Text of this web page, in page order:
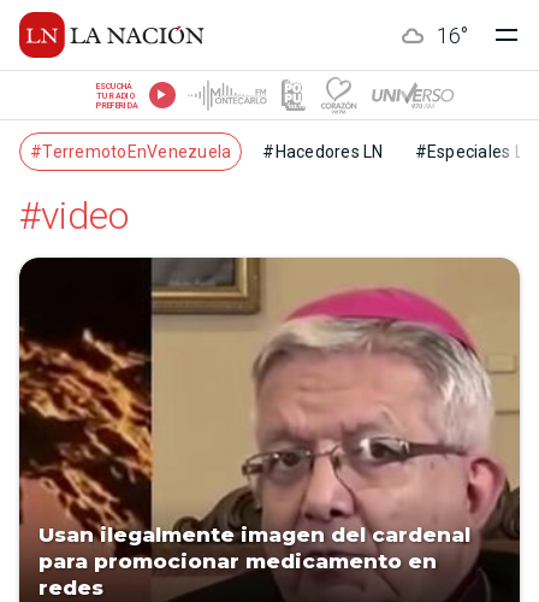
16°
ESCUCHÁ
TU RADIO
PREFERIDA
#TerremotoEnVenezuela #Hacedores LN #Especiales LN
#video
Usan ilegalmente imagen del cardenal
para promocionar medicamento en
redes